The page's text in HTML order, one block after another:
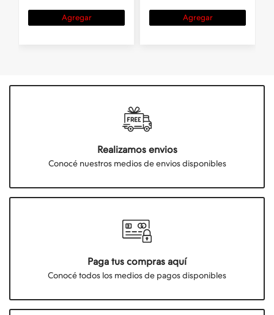
Agregar Agregar
Realizamos envios
Conocé nuestros medios de envios disponibles
Paga tus compras aquí
Conocé todos los medios de pagos disponibles